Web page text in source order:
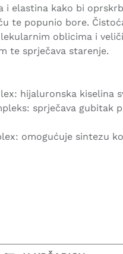
i elastina kako bi
te popunio bore.
oblicima i
te sprječava starenje.
hijaluronska kiselina
sprječava gubitak
omogućuje sintezu